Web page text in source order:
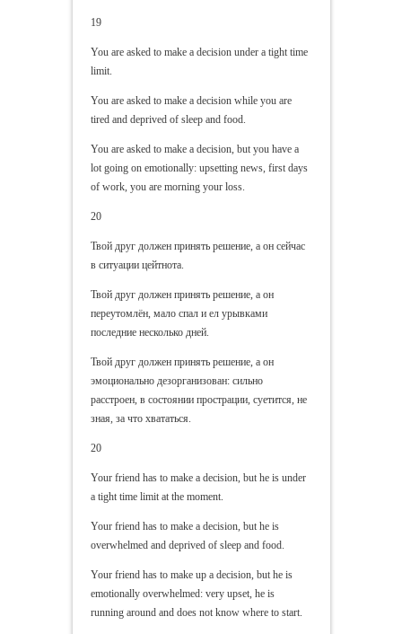
19
You are asked to make a decision under a tight time
limit.
You are asked to make a decision while you are
tired and deprived of sleep and food.
You are asked to make a decision, but you have a
lot going on emotionally: upsetting news, first days
of work, you are morning your loss.
20
Твой друг должен принять решение, а он сейчас
в ситуации цейтнота.
Твой друг должен принять решение, а он
переутомлён, мало спал и ел урывками
последние несколько дней.
Твой друг должен принять решение, а он
эмоционально дезорганизован: сильно
расстроен, в состоянии прострации, суетится, не
зная, за что хвататься.
20
Your friend has to make a decision, but he is under
a tight time limit at the moment.
Your friend has to make a decision, but he is
overwhelmed and deprived of sleep and food.
Your friend has to make up a decision, but he is
emotionally overwhelmed: very upset, he is
running around and does not know where to start.